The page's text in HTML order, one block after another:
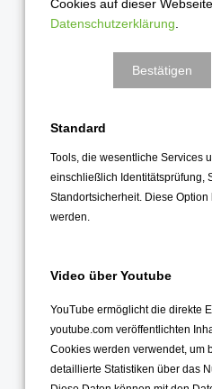
Juli 2022
März 2022
Februar 2022
Januar 2022
November 2021
Oktober 2021
August 2021
Cookies auf dieser
Datenschutzerklärung
Bestätigen
Standard
Tools, die wesentliche Services
einschließlich Identitätsprüfung,
Standortsicherheit. Diese
werden.
Video über Youtube
YouTube ermöglicht die direkte
youtube.com veröffentlichten
Cookies werden verwendet, um
detaillierte Statistiken über das